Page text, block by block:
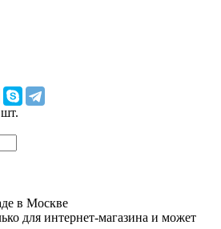
шт.
в Москве
для интернет-магазина и может